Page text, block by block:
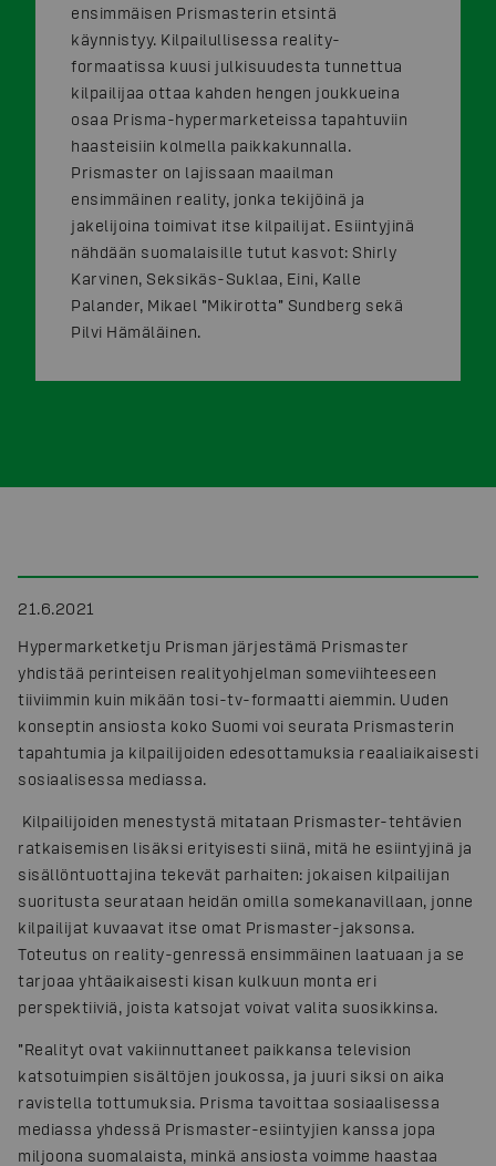
ensimmäisen Prismasterin etsintä
käynnistyy. Kilpailullisessa reality-
formaatissa kuusi julkisuudesta tunnettua
kilpailijaa ottaa kahden hengen joukkueina
osaa Prisma-hypermarketeissa tapahtuviin
haasteisiin kolmella paikkakunnalla.
Prismaster on lajissaan maailman
ensimmäinen reality, jonka tekijöinä ja
jakelijoina toimivat itse kilpailijat. Esiintyjinä
nähdään suomalaisille tutut kasvot: Shirly
Karvinen, Seksikäs-Suklaa, Eini, Kalle
Palander, Mikael ”Mikirotta” Sundberg sekä
Pilvi Hämäläinen.
21.6.2021
Hypermarketketju Prisman järjestämä Prismaster
yhdistää perinteisen realityohjelman someviihteeseen
tiiviimmin kuin mikään tosi-tv-formaatti aiemmin. Uuden
konseptin ansiosta koko Suomi voi seurata Prismasterin
tapahtumia ja kilpailijoiden edesottamuksia reaaliaikaisesti
sosiaalisessa mediassa.
Kilpailijoiden menestystä mitataan Prismaster-tehtävien
ratkaisemisen lisäksi erityisesti siinä, mitä he esiintyjinä ja
sisällöntuottajina tekevät parhaiten: jokaisen kilpailijan
suoritusta seurataan heidän omilla somekanavillaan, jonne
kilpailijat kuvaavat itse omat Prismaster-jaksonsa.
Toteutus on reality-genressä ensimmäinen laatuaan ja se
tarjoaa yhtäaikaisesti kisan kulkuun monta eri
perspektiiviä, joista katsojat voivat valita suosikkinsa.
”Realityt ovat vakiinnuttaneet paikkansa television
katsotuimpien sisältöjen joukossa, ja juuri siksi on aika
ravistella tottumuksia. Prisma tavoittaa sosiaalisessa
mediassa yhdessä Prismaster-esiintyjien kanssa jopa
miljoona suomalaista, minkä ansiosta voimme haastaa